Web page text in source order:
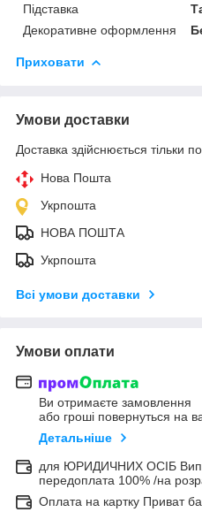
Підставка
Декоративне оформлення
Приховати
Умови доставки
Доставка здійснюється тільки
Нова Пошта
Укрпошта
НОВА ПОШТА
Укрпошта
Всі умови доставки
Умови оплати
Ви отримаєте замовлення
або гроші повернуться на
Детальніше
для ЮРИДИЧНИХ ОСІБ
передоплата 100% /на
Оплата на картку Приват